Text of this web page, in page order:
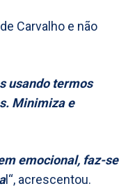
Carvalho e não
usando termos
Minimiza e
emocional, faz-se
l“, acrescentou.